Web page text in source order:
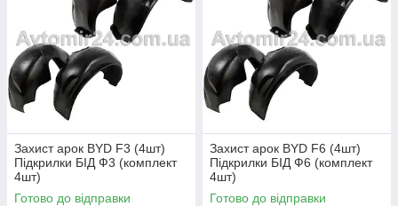
Захист арок BYD F3 (4шт)
Підкрилки БІД Ф3 (комплект
4шт)
Готово до відправки
Захист арок BYD F6 (4шт)
Підкрилки БІД Ф6 (комплект
4шт)
Готово до відправки